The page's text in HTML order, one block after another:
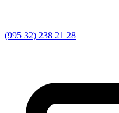
(995 32) 238 21 28